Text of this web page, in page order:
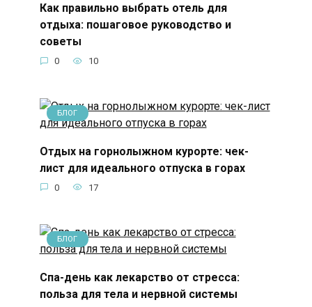
Как правильно выбрать отель для
отдыха: пошаговое руководство и
советы
0 10
БЛОГ
Отдых на горнолыжном курорте: чек-
лист для идеального отпуска в горах
0 17
БЛОГ
Спа-день как лекарство от стресса:
польза для тела и нервной системы